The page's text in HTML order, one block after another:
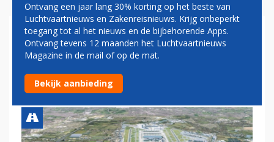
HEATHROW AIRPORT WIL
VOOR 56 MILJARD EURO
UITBREIDEN
Ontvang een jaar lang 30% korting op het beste van
Luchtvaartnieuws en Zakenreisnieuws. Krijg onbeperkt
toegang tot al het nieuws en de bijbehorende Apps.
Ontvang tevens 12 maanden het Luchtvaartnieuws
Magazine in de mail of op de mat.
Bekijk aanbieding